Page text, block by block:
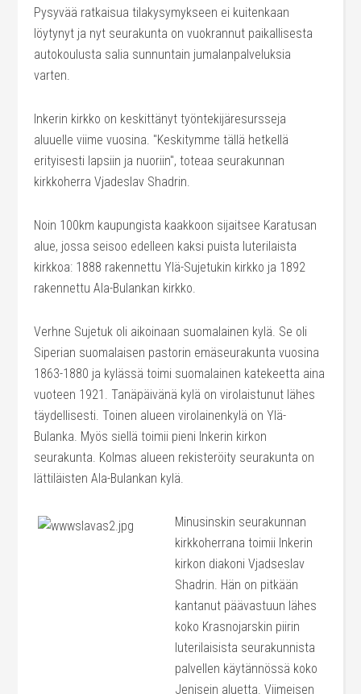
Pysyvää ratkaisua tilakysymykseen ei kuitenkaan
löytynyt ja nyt seurakunta on vuokrannut paikallisesta
autokoulusta salia sunnuntain jumalanpalveluksia
varten.
Inkerin kirkko on keskittänyt työntekijäresursseja
aluuelle viime vuosina. "Keskitymme tällä hetkellä
erityisesti lapsiin ja nuoriin", toteaa seurakunnan
kirkkoherra Vjadeslav Shadrin.
Noin 100km kaupungista kaakkoon sijaitsee Karatusan
alue, jossa seisoo edelleen kaksi puista luterilaista
kirkkoa: 1888 rakennettu Ylä-Sujetukin kirkko ja 1892
rakennettu Ala-Bulankan kirkko.
Verhne Sujetuk oli aikoinaan suomalainen kylä. Se oli
Siperian suomalaisen pastorin emäseurakunta vuosina
1863-1880 ja kylässä toimi suomalainen katekeetta aina
vuoteen 1921. Tanäpäivänä kylä on virolaistunut lähes
täydellisesti. Toinen alueen virolainenkylä on Ylä-
Bulanka. Myös siellä toimii pieni Inkerin kirkon
seurakunta. Kolmas alueen rekisteröity seurakunta on
lättiläisten Ala-Bulankan kylä.
Minusinskin seurakunnan
kirkkoherrana toimii Inkerin
kirkon diakoni Vjadseslav
Shadrin. Hän on pitkään
kantanut päävastuun lähes
koko Krasnojarskin piirin
luterilaisista seurakunnista
palvellen käytännössä koko
Jenisein aluetta. Viimeisen